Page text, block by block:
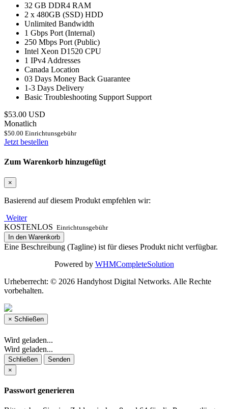
32 GB DDR4 RAM
2 x 480GB (SSD) HDD
Unlimited Bandwidth
1 Gbps Port (Internal)
250 Mbps Port (Public)
Intel Xeon D1520 CPU
1 IPv4 Addresses
Canada Location
03 Days Money Back Guarantee
1-3 Days Delivery
Basic Troubleshooting Support Support
$53.00 USD
Monatlich
$50.00 Einrichtunsgebühr
Jetzt bestellen
Zum Warenkorb hinzugefügt
×
Basierend auf diesem Produkt empfehlen wir:
Weiter
KOSTENLOS Einrichtunsgebühr
In den Warenkorb
Eine Beschreibung (Tagline) ist für dieses Produkt nicht verfügbar.
Powered by WHMCompleteSolution
Urheberrecht: © 2026 Handyhost Digital Networks. Alle Rechte
vorbehalten.
× Schließen
Wird geladen...
Wird geladen...
Schließen
Senden
×
Passwort generieren